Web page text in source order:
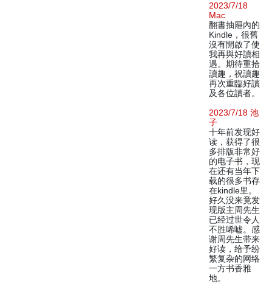
2023/7/18
Mac
翻書抽屜內的
Kindle，很舊
沒有開啟了使
我再與好讀相
遇。期待重拾
讀趣，祝讀趣
再次重臨好讀
及各位讀者。
2023/7/18 池
子
十年前发现好
读，获得了很
多排版非常好
的电子书，现
在还有当年下
载的很多书存
在kindle里。
好久没来竟发
现版主周先生
已经过世令人
不胜唏嘘。感
谢周先生带来
好读，给予纷
繁复杂的网络
一方书香雅
地。